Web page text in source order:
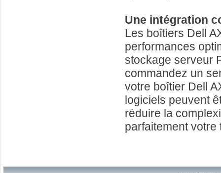
Une intégration
Les boîtiers Dell
performances
stockage serveur
commandez un
votre boîtier Dell
logiciels peuvent
réduire la
parfaitement